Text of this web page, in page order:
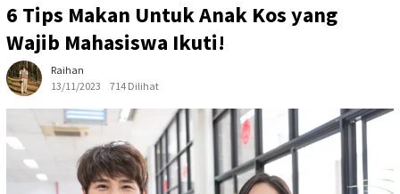
6 Tips Makan Untuk Anak Kos yang
Wajib Mahasiswa Ikuti!
Raihan
13/11/2023
714 Dilihat